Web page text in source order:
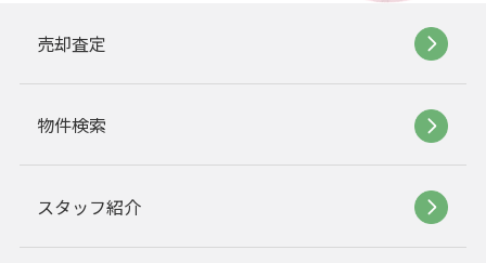
売却査定
物件検索
スタッフ紹介